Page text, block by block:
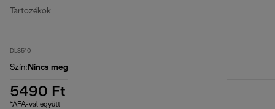
Tartozékok
DLS510
Szín: Nincs meghatározva
5490 Ft
*ÁFA-val együtt